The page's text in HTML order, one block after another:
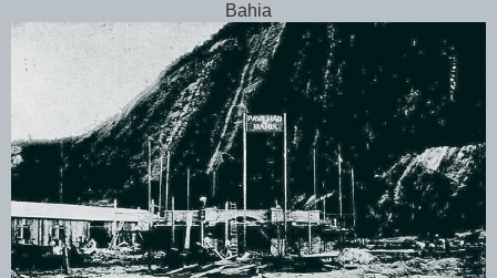
Bahia